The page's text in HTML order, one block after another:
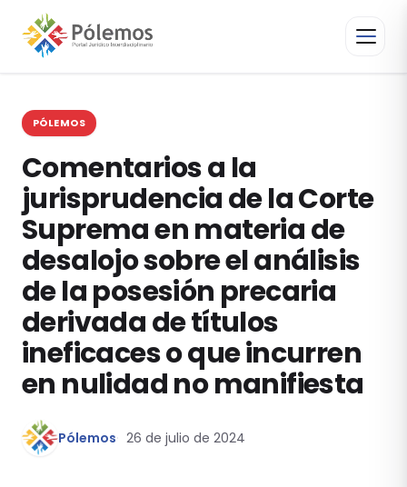
PÓLEMOS
Comentarios a la
jurisprudencia de la Corte
Suprema en materia de
desalojo sobre el análisis
de la posesión precaria
derivada de títulos
ineficaces o que incurren
en nulidad no manifiesta
Pólemos 26 de julio de 2024